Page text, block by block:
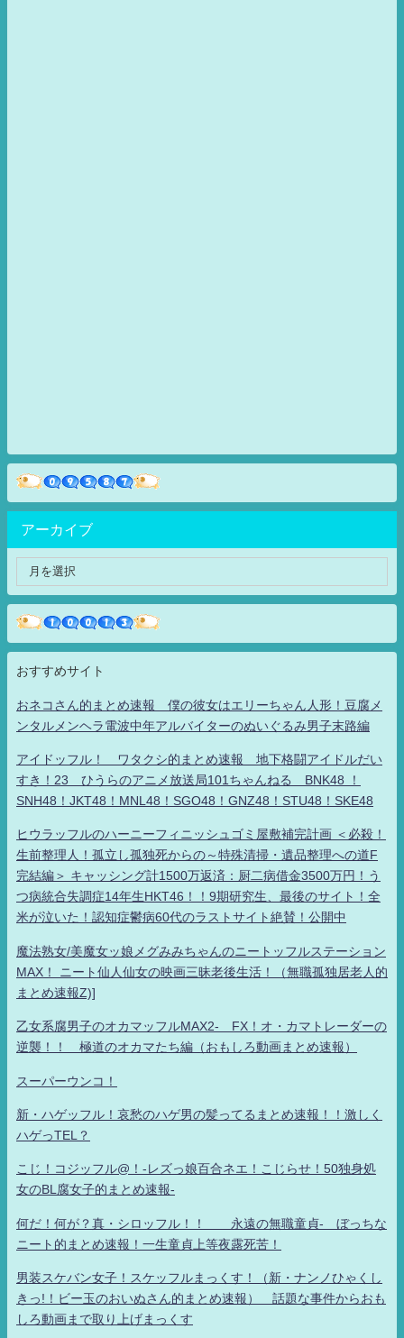
アーカイブ
おすすめサイト
おネコさん的まとめ速報 僕の彼女はエリーちゃん人形！豆腐メ
ンタルメンヘラ電波中年アルバイターのぬいぐるみ男子末路編
アイドッフル！ ワタクシ的まとめ速報 地下格闘アイドルだい
すき！23 ひうらのアニメ放送局101ちゃんねる BNK48 ！
SNH48！JKT48！MNL48！SGO48！GNZ48！STU48！SKE48
ヒウラッフルのハーニーフィニッシュゴミ屋敷補完計画 ＜必殺！
生前整理人！孤立し孤独死からの～特殊清掃・遺品整理への道F
完結編＞ キャッシング計1500万返済：厨二病借金3500万円！う
つ病統合失調症14年生HKT46！！9期研究生、最後のサイト！全
米が泣いた！認知症鬱病60代のラストサイト絶賛！公開中
魔法熟女/美魔女ッ娘メグみみちゃんのニートッフルステーション
MAX！ ニート仙人仙女の映画三昧老後生活！（無職孤独居老人的
まとめ速報Z)]
乙女系腐男子のオカマッフルMAX2- FX！オ・カマトレーダーの
逆襲！！ 極道のオカマたち編（おもしろ動画まとめ速報）
スーパーウンコ！
新・ハゲッフル！哀愁のハゲ男の髪ってるまとめ速報！！激しく
ハゲっTEL？
こじ！コジッフル@！-レズっ娘百合ネエ！こじらせ！50独身処
女のBL腐女子的まとめ速報-
何だ！何が？真・シロッフル！！ 永遠の無職童貞- ぼっちな
ニート的まとめ速報！一生童貞上等夜露死苦！
男装スケバン女子！スケッフルまっくす！（新・ナンノひゃくし
きっ!！ビー玉のおいぬさん的まとめ速報） 話題な事件からおも
しろ動画まで取り上げまっくす